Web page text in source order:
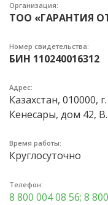
Организация:
ТОО «ГАРАНТИЯ
Номер свидетельства:
БИН 110240016312
Адрес:
Казахстан, 010000,
Кенесары, дом 42,
Время работы:
Круглосуточно
Телефон:
8 800 004 08 56; 8